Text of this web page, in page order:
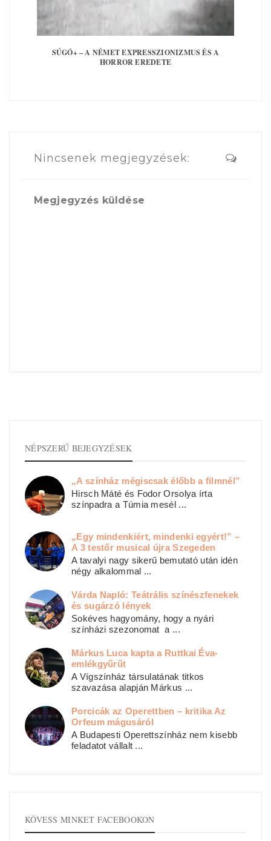
SÚGÓ+ – A NÉMET EXPRESSZIONIZMUS ÉS A
HORROR EREDETE
Nincsenek megjegyzések:
Megjegyzés küldése
NÉPSZERŰ BEJEGYZÉSEK
„A színház mégiscsak élőbb a filmnél”
Hirsch Máté és Fodor Orsolya írta
színpadra a Túmia mesél ...
„Egy mindenkiért, mindenki egyért!” –
A 3 testőr musical újra Szegeden
A tavalyi nagy sikerű bemutató után idén
négy alkalommal ...
Várda Napló: Teátrális színészfenekek
és sugárzó lények
Sokéves hagyomány, hogy a nyári
színházi szezonomat a ...
Márkus Luca kapta a Ruttkai Éva-
emlékgyűrűt
A Vígszínház társulatának titkos
szavazása alapján Márkus ...
Porcicák az Operettben – kritika Az
Orfeum mágusáról
A Budapesti Operettszínház nem kisebb
feladatot vállalt ...
KÖVESS MINKET FACEBOOKON